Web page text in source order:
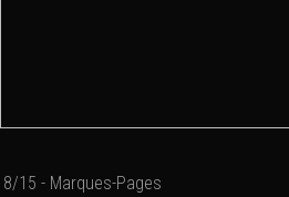
8/15 - Marques-Pages